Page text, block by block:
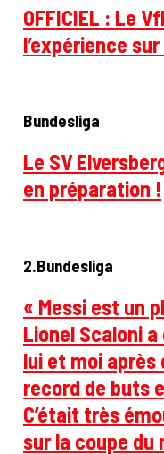
OFFICIEL : Le
l’expérience
Bundesliga
Le SV
en préparation !
2.Bundesliga
« Messi est un
Lionel Scaloni
lui et moi après
record de buts
C’était très
sur la coupe du